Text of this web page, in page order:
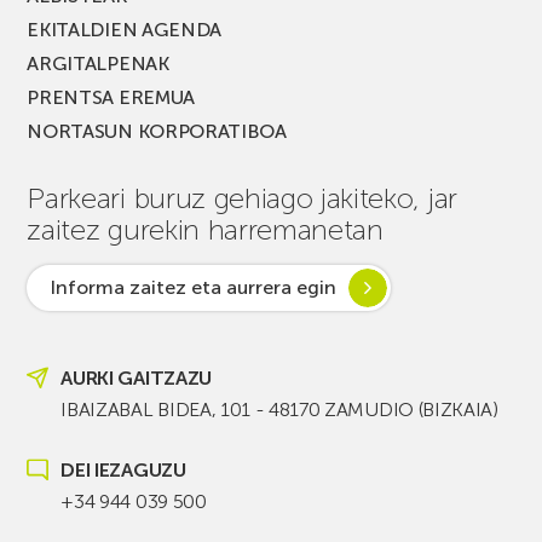
EKITALDIEN AGENDA
ARGITALPENAK
PRENTSA EREMUA
NORTASUN KORPORATIBOA
Parkeari buruz gehiago jakiteko, jar
zaitez gurekin harremanetan
Informa zaitez eta aurrera egin
AURKI GAITZAZU
IBAIZABAL BIDEA, 101 - 48170 ZAMUDIO (BIZKAIA)
DEI IEZAGUZU
+34 944 039 500